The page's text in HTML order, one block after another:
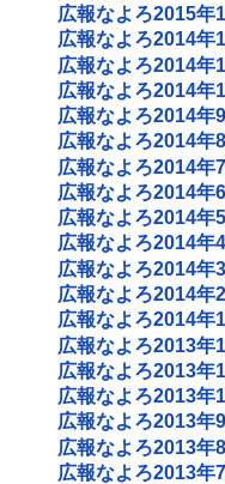
広報なよろ2015年
広報なよろ2014年
広報なよろ2014年
広報なよろ2014年
広報なよろ2014年
広報なよろ2014年
広報なよろ2014年
広報なよろ2014年
広報なよろ2014年
広報なよろ2014年
広報なよろ2014年
広報なよろ2014年
広報なよろ2014年
広報なよろ2013年
広報なよろ2013年
広報なよろ2013年
広報なよろ2013年
広報なよろ2013年
広報なよろ2013年